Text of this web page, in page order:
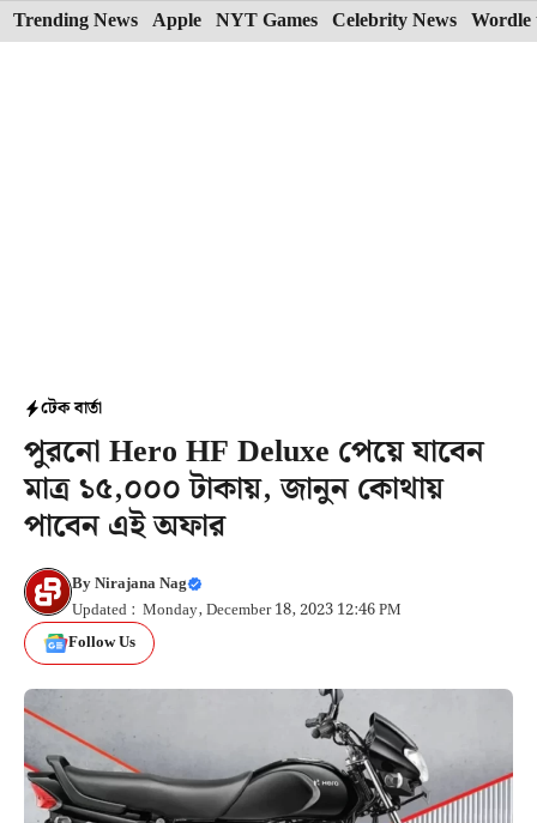
Skip
to
Trending News Apple NYT Games Celebrity News Wordle
টেক বার্তা
পুরনো Hero HF Deluxe পেয়ে যাবেন
মাত্র ১৫,০০০ টাকায়, জানুন কোথায়
পাবেন এই অফার
ByNirajana Nag
Updated : Monday, December 18, 2023 12:46 PM
Follow Us